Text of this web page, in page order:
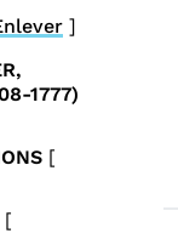
]
1777)
[
[